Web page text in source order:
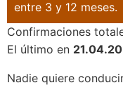
entre 3 y 12 meses.
Confirmaciones
El último en
Nadie quiere